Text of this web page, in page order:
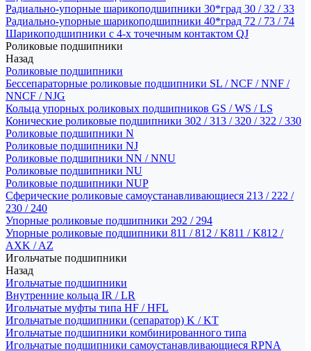
Радиально-упорные шарикоподшипники 30*град 30 / 32 / 33
Радиально-упорные шарикоподшипники 40*град 72 / 73 / 74
Шарикоподшипники с 4-х точечным контактом QJ
Роликовые подшипники
Назад
Роликовые подшипники
Бессепараторные роликовые подшипники SL / NCF / NNF /
NNCF / NJG
Кольца упорных роликовых подшипников GS / WS / LS
Конические роликовые подшипники 302 / 313 / 320 / 322 / 330
Роликовые подшипники N
Роликовые подшипники NJ
Роликовые подшипники NN / NNU
Роликовые подшипники NU
Роликовые подшипники NUP
Сферические роликовые самоустанавливающиеся 213 / 222 /
230 / 240
Упорные роликовые подшипники 292 / 294
Упорные роликовые подшипники 811 / 812 / K811 / K812 /
AXK / AZ
Игольчатые подшипники
Назад
Игольчатые подшипники
Внутренние кольца IR / LR
Игольчатые муфты типа HF / HFL
Игольчатые подшипники (сепаратор) K / KT
Игольчатые подшипники комбинированного типа
Игольчатые подшипники самоустанавливающиеся RPNA